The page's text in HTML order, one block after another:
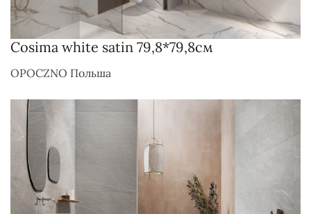
Cosima white satin 79,8*79,8см
OPOCZNO Польша